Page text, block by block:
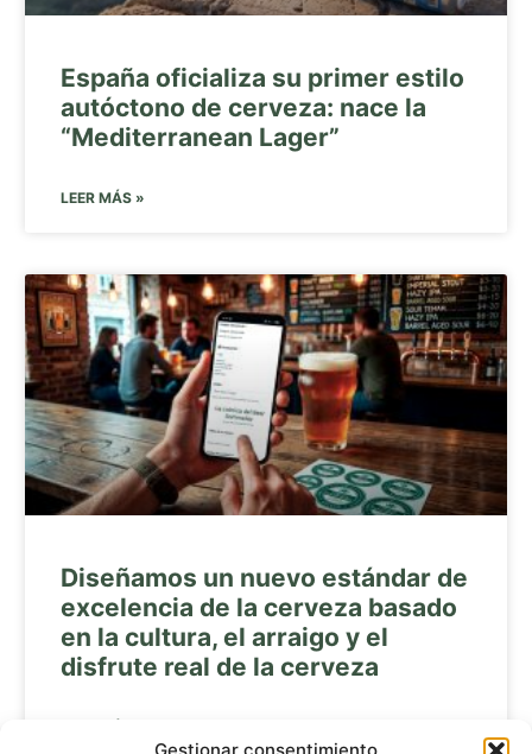
España oficializa su primer estilo
autóctono de cerveza: nace la
“Mediterranean Lager”
LEER MÁS »
Diseñamos un nuevo estándar de
excelencia de la cerveza basado
en la cultura, el arraigo y el
disfrute real de la cerveza